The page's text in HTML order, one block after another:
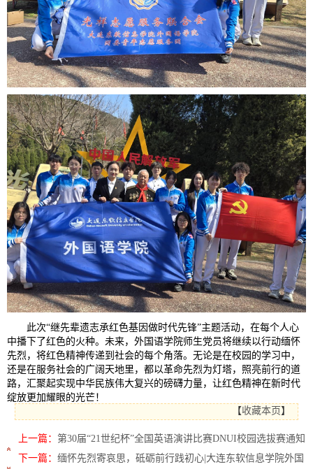
此次“继先辈遗志承红色基因做时代先锋”主题活动，在每个人心
中播下了红色的火种。未来，外国语学院师生党员将继续以行动缅怀
先烈，将红色精神传递到社会的每个角落。无论是在校园的学习中，
还是在服务社会的广阔天地里，都以革命先烈为灯塔，照亮前行的道
路，汇聚起实现中华民族伟大复兴的磅礴力量，让红色精神在新时代
绽放更加耀眼的光芒！
【收藏本页 】
上一篇： 第30届“21世纪杯”全国英语演讲比赛DNUI校园选拔赛通知
下一篇： 缅怀先烈寄哀思，砥砺前行践初心|大连东软信息学院外国